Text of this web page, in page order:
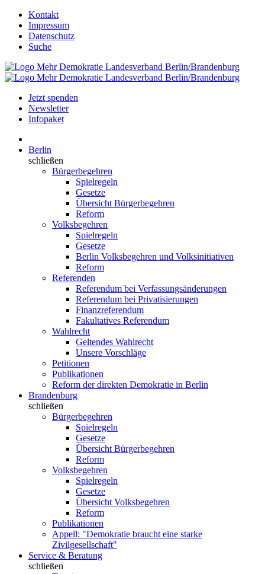
Kontakt
Impressum
Datenschutz
Suche
Jetzt spenden
Newsletter
Infopaket
Berlin
schließen
Bürgerbegehren
Spielregeln
Gesetze
Übersicht Bürgerbegehren
Reform
Volksbegehren
Spielregeln
Gesetze
Berlin Volksbegehren und Volksinitiativen
Reform
Referenden
Referendum bei Verfassungsänderungen
Referendum bei Privatisierungen
Finanzreferendum
Fakultatives Referendum
Wahlrecht
Geltendes Wahlrecht
Unsere Vorschläge
Petitionen
Publikationen
Reform der direkten Demokratie in Berlin
Brandenburg
schließen
Bürgerbegehren
Spielregeln
Gesetze
Übersicht Bürgerbegehren
Reform
Volksbegehren
Spielregeln
Gesetze
Übersicht Volksbegehren
Reform
Publikationen
Appell: "Demokratie braucht eine starke
Zivilgesellschaft"
Service & Beratung
schließen